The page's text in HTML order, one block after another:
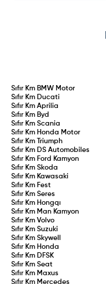
Sıfır Km BMW Motor
Sıfır Km Ducati
Sıfır KmAprilia
Sıfır Km Byd
Sıfır KmScania
Sıfır Km Honda Motor
Sıfır Km
Triumph
Sıfır Km DS Automobiles
Sıfır Km Ford Kamyon
Sıfır KmSkoda
Sıfır Km Kawasaki
Sıfır Km Fest
Sıfır KmSeres
Sıfır Km Hongqı
Sıfır Km Man Kamyon
Sıfır KmVolvo
Sıfır KmSuzuki
Sıfır KmSkywell
Sıfır Km Honda
Sıfır Km DFSK
Sıfır KmSeat
Sıfır Km Maxus
Sıfır Km Mercedes